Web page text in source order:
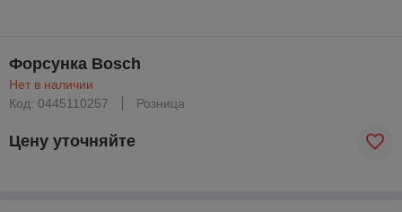
Форсунка Bosch
Нет в наличии
Код: 0445110257
Розница
Цену уточняйте